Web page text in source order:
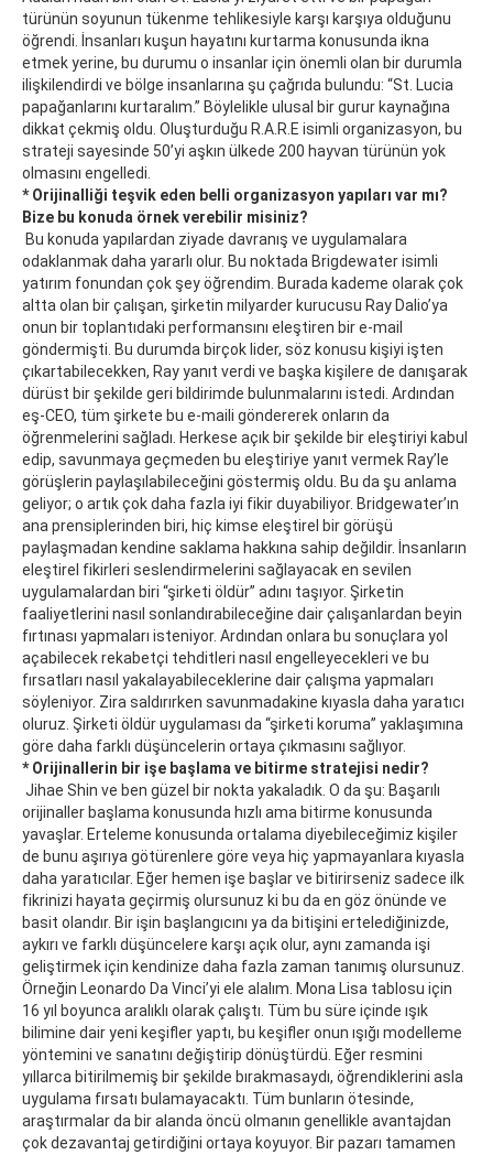
türünün soyunun tükenme tehlikesiyle karşı karşıya olduğunu
öğrendi. İnsanları kuşun hayatını kurtarma konusunda ikna
etmek yerine, bu durumu o insanlar için önemli olan bir durumla
ilişkilendirdi ve bölge insanlarına şu çağrıda bulundu: “St. Lucia
papağanlarını kurtaralım.” Böylelikle ulusal bir gurur kaynağına
dikkat çekmiş oldu. Oluşturduğu R.A.R.E isimli organizasyon, bu
strateji sayesinde 50’yi aşkın ülkede 200 hayvan türünün yok
olmasını engelledi.
* Orijinalliği teşvik eden belli organizasyon yapıları var mı?
Bize bu konuda örnek verebilir misiniz?
Bu konuda yapılardan ziyade davranış ve uygulamalara
odaklanmak daha yararlı olur. Bu noktada Brigdewater isimli
yatırım fonundan çok şey öğrendim. Burada kademe olarak çok
altta olan bir çalışan, şirketin milyarder kurucusu Ray Dalio’ya
onun bir toplantıdaki performansını eleştiren bir e-mail
göndermişti. Bu durumda birçok lider, söz konusu kişiyi işten
çıkartabilecekken, Ray yanıt verdi ve başka kişilere de danışarak
dürüst bir şekilde geri bildirimde bulunmalarını istedi. Ardından
eş-CEO, tüm şirkete bu e-maili göndererek onların da
öğrenmelerini sağladı. Herkese açık bir şekilde bir eleştiriyi kabul
edip, savunmaya geçmeden bu eleştiriye yanıt vermek Ray’le
görüşlerin paylaşılabileceğini göstermiş oldu. Bu da şu anlama
geliyor; o artık çok daha fazla iyi fikir duyabiliyor. Bridgewater’ın
ana prensiplerinden biri, hiç kimse eleştirel bir görüşü
paylaşmadan kendine saklama hakkına sahip değildir. İnsanların
eleştirel fikirleri seslendirmelerini sağlayacak en sevilen
uygulamalardan biri “şirketi öldür” adını taşıyor. Şirketin
faaliyetlerini nasıl sonlandırabileceğine dair çalışanlardan beyin
fırtınası yapmaları isteniyor. Ardından onlara bu sonuçlara yol
açabilecek rekabetçi tehditleri nasıl engelleyecekleri ve bu
fırsatları nasıl yakalayabileceklerine dair çalışma yapmaları
söyleniyor. Zira saldırırken savunmadakine kıyasla daha yaratıcı
oluruz. Şirketi öldür uygulaması da “şirketi koruma” yaklaşımına
göre daha farklı düşüncelerin ortaya çıkmasını sağlıyor.
* Orijinallerin bir işe başlama ve bitirme stratejisi nedir?
Jihae Shin ve ben güzel bir nokta yakaladık. O da şu: Başarılı
orijinaller başlama konusunda hızlı ama bitirme konusunda
yavaşlar. Erteleme konusunda ortalama diyebileceğimiz kişiler
de bunu aşırıya götürenlere göre veya hiç yapmayanlara kıyasla
daha yaratıcılar. Eğer hemen işe başlar ve bitirirseniz sadece ilk
fikrinizi hayata geçirmiş olursunuz ki bu da en göz önünde ve
basit olandır. Bir işin başlangıcını ya da bitişini ertelediğinizde,
aykırı ve farklı düşüncelere karşı açık olur, aynı zamanda işi
geliştirmek için kendinize daha fazla zaman tanımış olursunuz.
Örneğin Leonardo Da Vinci’yi ele alalım. Mona Lisa tablosu için
16 yıl boyunca aralıklı olarak çalıştı. Tüm bu süre içinde ışık
bilimine dair yeni keşifler yaptı, bu keşifler onun ışığı modelleme
yöntemini ve sanatını değiştirip dönüştürdü. Eğer resmini
yıllarca bitirilmemiş bir şekilde bırakmasaydı, öğrendiklerini asla
uygulama fırsatı bulamayacaktı. Tüm bunların ötesinde,
araştırmalar da bir alanda öncü olmanın genellikle avantajdan
çok dezavantaj getirdiğini ortaya koyuyor. Bir pazarı tamamen